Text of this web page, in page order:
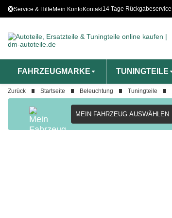
Service & HilfeMein KontoKontakt14 Tage Rückgabeservice
FAHRZEUGMARKE TUNINGTEILE
Zurück Startseite Beleuchtung Tuningteile
MEIN FAHRZEUG AUSWÄHLEN